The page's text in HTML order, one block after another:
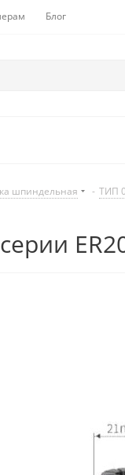
Блог
шпиндельная - ТИП